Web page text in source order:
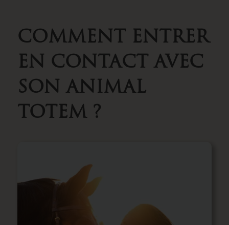
COMMENT ENTRER
EN CONTACT AVEC
SON ANIMAL
TOTEM ?